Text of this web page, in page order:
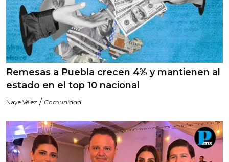
Remesas a Puebla crecen 4% y mantienen al
estado en el top 10 nacional
Naye Vélez / Comunidad